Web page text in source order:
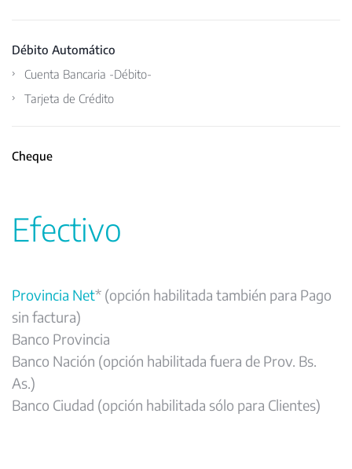
Débito Automático
Cuenta Bancaria -Débito-
Tarjeta de Crédito
Cheque
Efectivo
Provincia Net* (opción habilitada también para Pago
sin factura)
Banco Provincia
Banco Nación (opción habilitada fuera de Prov. Bs.
As.)
Banco Ciudad (opción habilitada sólo para Clientes)